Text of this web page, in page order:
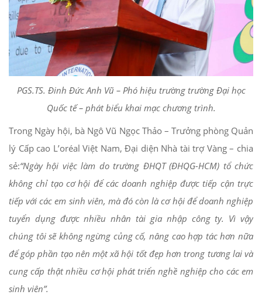
PGS.TS. Đinh Đức Anh Vũ – Phó hiệu trường trường Đại học
Quốc tế – phát biểu khai mạc chương trình.
Trong Ngày hội, bà Ngô Vũ Ngọc Thảo – Trưởng phòng Quản
lý Cấp cao L’oréal Việt Nam, Đại diện Nhà tài trợ Vàng – chia
sẻ:“Ngày hội việc làm do trường ĐHQT (ĐHQG-HCM) tổ chức
không chỉ tạo cơ hội để các doanh nghiệp được tiếp cận trực
tiếp với các em sinh viên, mà đó còn là cơ hội để doanh nghiệp
tuyển dụng được nhiều nhân tài gia nhập công ty. Vì vậy
chúng tôi sẽ không ngừng củng cố, nâng cao hợp tác hơn nữa
để góp phần tạo nên một xã hội tốt đẹp hơn trong tương lai và
cung cấp thật nhiều cơ hội phát triển nghề nghiệp cho các em
sinh viên”.